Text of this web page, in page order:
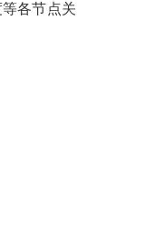
各节点关